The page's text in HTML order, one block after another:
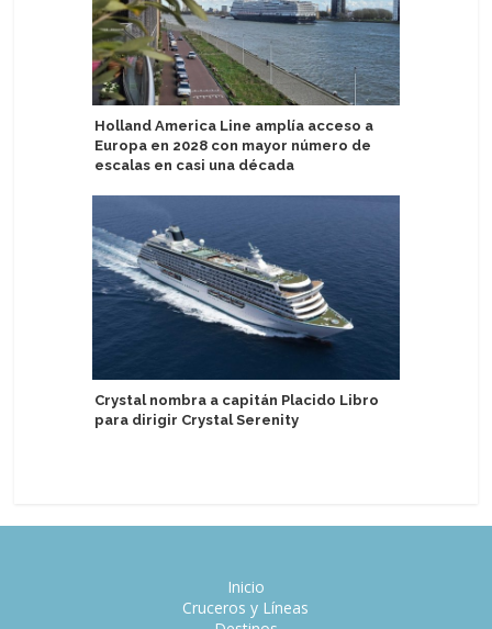
Holland America Line amplía acceso a
Europa en 2028 con mayor número de
escalas en casi una década
Crystal nombra a capitán Placido Libro
para dirigir Crystal Serenity
Inicio
Cruceros y Líneas